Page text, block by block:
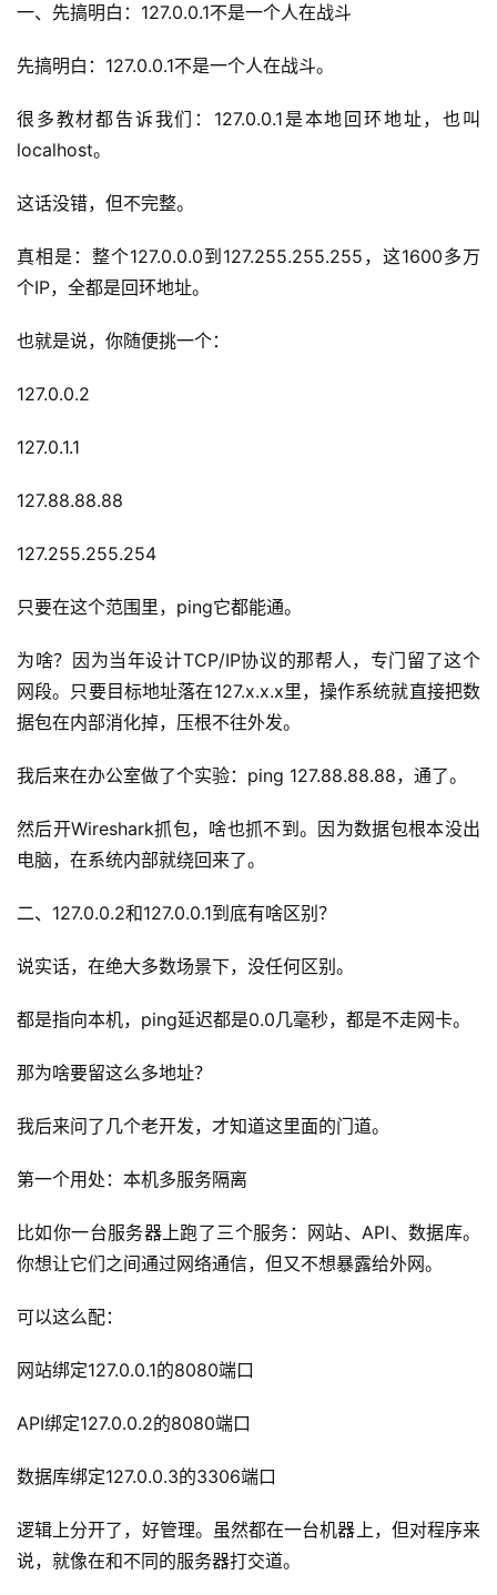
A
实
干
群
一、先搞明白：127.0.0.1不是一个人在战斗
先搞明白：127.0.0.1不是一个人在战斗。
很多教材都告诉我们：127.0.0.1是本地回环地址，也叫
localhost。
这话没错，但不完整。
真相是：整个127.0.0.0到127.255.255.255，这1600多万
个IP，全都是回环地址。
也就是说，你随便挑一个：
127.0.0.2
127.0.1.1
127.88.88.88
127.255.255.254
只要在这个范围里，ping它都能通。
为啥？因为当年设计TCP/IP协议的那帮人，专门留了这个
网段。只要目标地址落在127.x.x.x里，操作系统就直接把数
据包在内部消化掉，压根不往外发。
我后来在办公室做了个实验：ping 127.88.88.88，通了。
然后开Wireshark抓包，啥也抓不到。因为数据包根本没出
电脑，在系统内部就绕回来了。
二、127.0.0.2和127.0.0.1到底有啥区别？
说实话，在绝大多数场景下，没任何区别。
都是指向本机，ping延迟都是0.0几毫秒，都是不走网卡。
那为啥要留这么多地址？
我后来问了几个老开发，才知道这里面的门道。
第一个用处：本机多服务隔离
比如你一台服务器上跑了三个服务：网站、API、数据库。
你想让它们之间通过网络通信，但又不想暴露给外网。
可以这么配：
网站绑定127.0.0.1的8080端口
API绑定127.0.0.2的8080端口
数据库绑定127.0.0.3的3306端口
逻辑上分开了，好管理。虽然都在一台机器上，但对程序来
说，就像在和不同的服务器打交道。